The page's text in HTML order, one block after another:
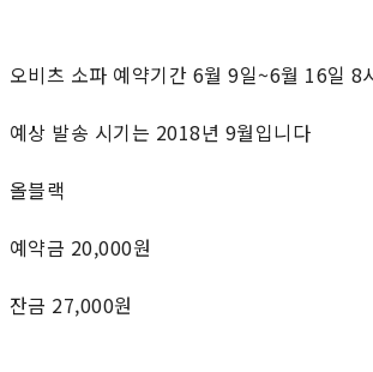
오비츠 소파 예약기간 6월 9일~6월 16일 8
예상 발송 시기는 2018년 9월입니다
올블랙
예약금 20,000원
잔금 27,000원